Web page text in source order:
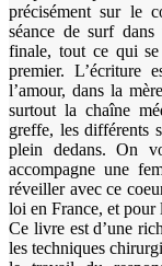
précisément sur le
séance de surf
finale, tout ce qui se
premier. L’écriture
l’amour, dans la
surtout la chaîne
greffe, les différents
plein dedans. On
accompagne une
réveiller avec ce
loi en France, et pour
Ce livre est d’une
les techniques